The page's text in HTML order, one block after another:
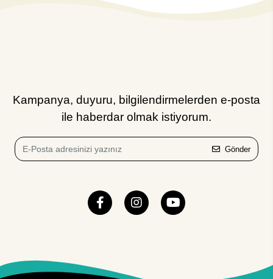
Kampanya, duyuru, bilgilendirmelerden e-posta
ile haberdar olmak istiyorum.
Gönder